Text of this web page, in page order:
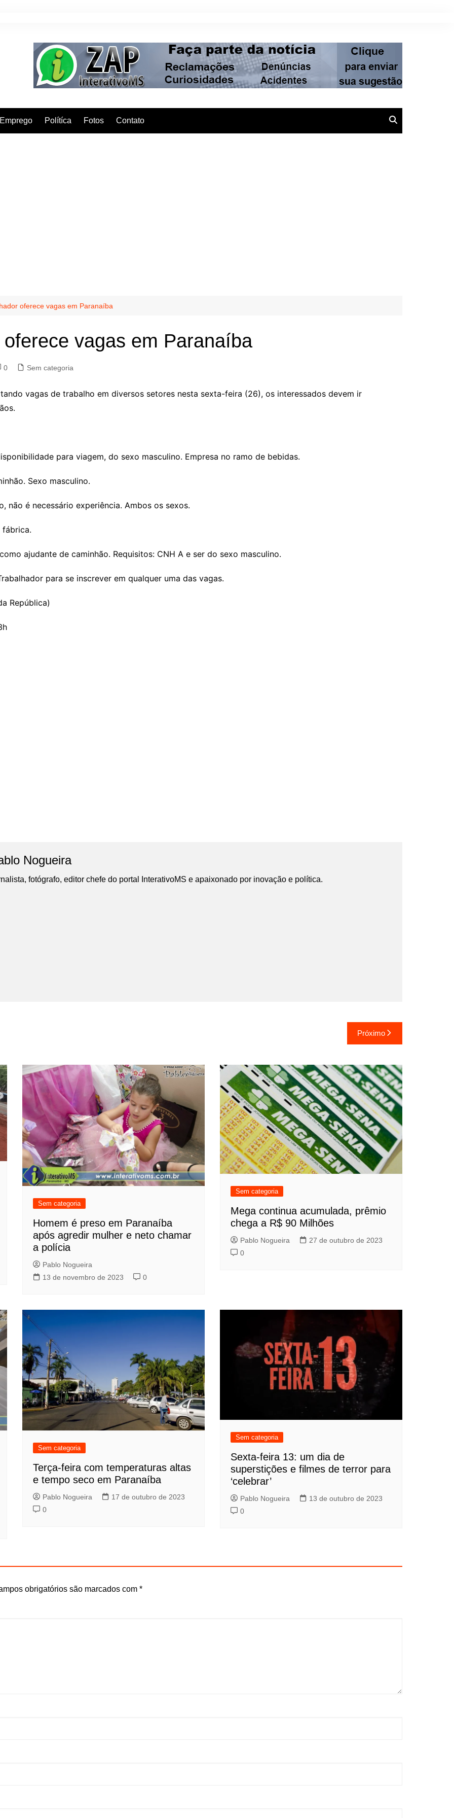
Emprego Polítíca Fotos Contato
oferece vagas em Paranaíba
vagas em Paranaíba
0 Sem categoria
vagas de trabalho em diversos setores nesta sexta-feira (26), os interessados devem ir
para viagem, do sexo masculino. Empresa no ramo de bebidas.
Sexo masculino.
não é necessário experiência. Ambos os sexos.
fábrica.
ajudante de caminhão. Requisitos: CNH A e ser do sexo masculino.
para se inscrever em qualquer uma das vagas.
República)
Nogueira
fotógrafo, editor chefe do portal InterativoMS e apaixonado por inovação e política.
Próximo
Sem categoria
Homem é preso em Paranaíba
após agredir mulher e neto chamar
a polícia
Pablo Nogueira
13 de novembro de 2023
0
Sem categoria
Mega continua acumulada, prêmio
chega a R$ 90 Milhões
Pablo Nogueira
27 de outubro de 2023
0
Sem categoria
Terça-feira com temperaturas altas
e tempo seco em Paranaíba
Pablo Nogueira
17 de outubro de 2023
0
Sem categoria
Sexta-feira 13: um dia de
superstições e filmes de terror para
‘celebrar’
Pablo Nogueira
13 de outubro de 2023
0
obrigatórios são marcados com *